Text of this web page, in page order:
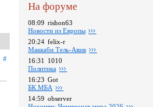
#
На форуме
08:09 rishon63
Новости из Европы
20:24 felix-r
Маккаби Тель-Авив
16:31
1010
Политика
16:23 Got
БК МБА
14:59 observer